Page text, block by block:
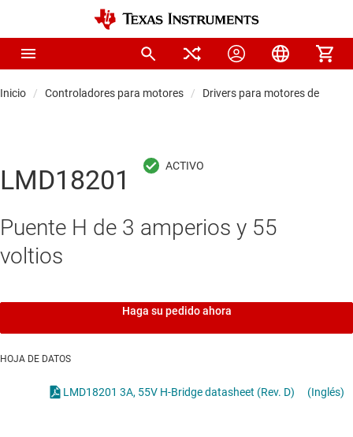
Inicio Controladores para motores Drivers para motores de
LMD18201
Puente H de 3 amperios y 55
voltios
Haga su pedido ahora
HOJA DE DATOS
LMD18201 3A, 55V H-Bridge datasheet (Rev. D) (Inglés)